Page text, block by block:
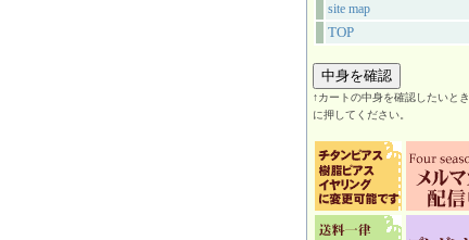
site map
TOP
↑カートの中身を確認したいとき
に押してください。